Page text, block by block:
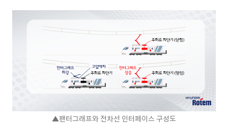
▲팬터그래프와 전차선 인터페이스 구성도